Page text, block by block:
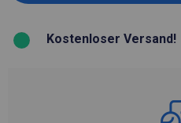
Kostenloser Versand!